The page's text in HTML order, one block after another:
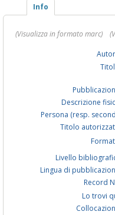
Info
(Visualizza in formato marc)
Descrizione
Persona (resp.
Titolo
Livello
Lingua di
Record
Lo trovi